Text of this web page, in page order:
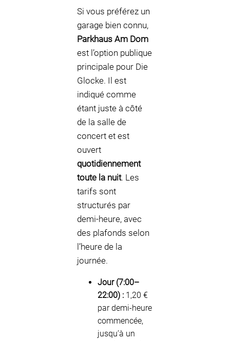
Si vous préférez un
garage bien connu,
Parkhaus Am Dom
est l’option publique
principale pour Die
Glocke. Il est
indiqué comme
étant juste à côté
de la salle de
concert et est
ouvert
quotidiennement
toute la nuit. Les
tarifs sont
structurés par
demi-heure, avec
des plafonds selon
l’heure de la
journée.
Jour (7:00–
22:00) : 1,20 €
par demi-heure
commencée,
jusqu’à un